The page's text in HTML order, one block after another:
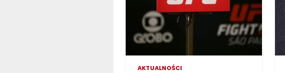
AKTUALNOŚCI